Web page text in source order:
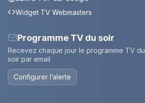
Widget TV Webmasters
Programme TV du soir
Recevez chaque jour le programme TV du
soir par email
Configurer l’alerte